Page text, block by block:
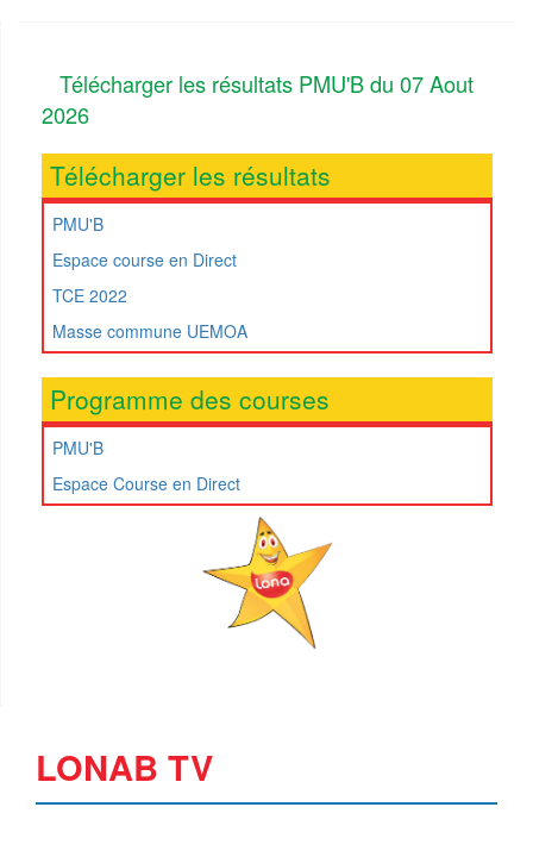
Télécharger les résultats PMU'B du 07 Aout
2026
Télécharger les résultats
PMU'B
Espace course en Direct
TCE 2022
Masse commune UEMOA
Programme des courses
PMU'B
Espace Course en Direct
LONAB TV